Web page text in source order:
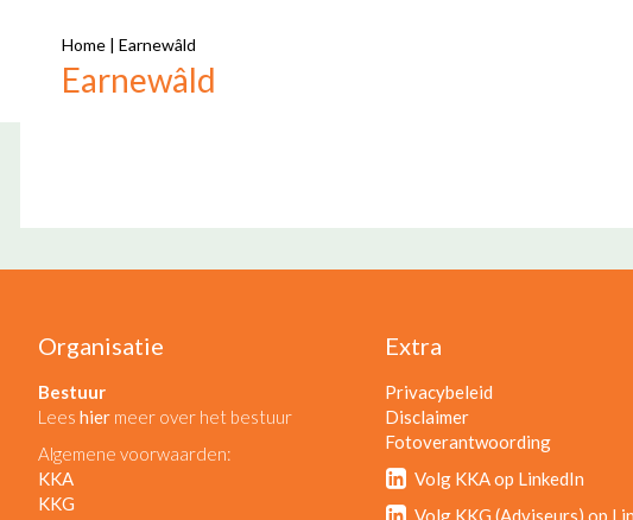
Home| Earnewâld
Earnewâld
Organisatie
Bestuur
Lees hiermeer over het bestuur
Algemene voorwaarden:
KKA
KKG
Extra
Privacybeleid
Disclaimer
Fotoverantwoording
Volg KKA op LinkedIn
Volg KKG (Adviseurs) op